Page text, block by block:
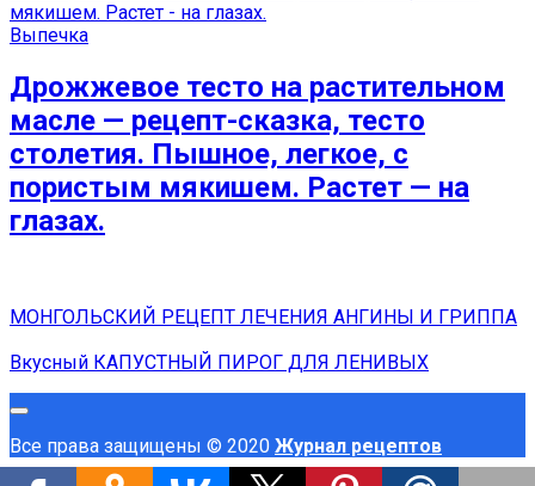
Выпечка
Дрожжевое тесто на растительном
масле — рецепт-сказка, тесто
столетия. Пышное, легкое, с
пористым мякишем. Растет — на
глазах.
МОНГОЛЬСКИЙ РЕЦЕПТ ЛЕЧЕНИЯ АНГИНЫ И ГРИППА
Вкусный КАПУСТНЫЙ ПИРОГ ДЛЯ ЛЕНИВЫХ
Все права защищены © 2020 Журнал рецептов